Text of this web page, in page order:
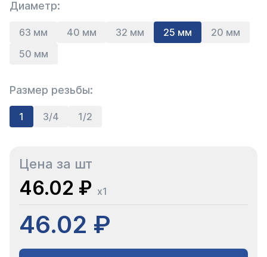
Диаметр:
63 мм 40 мм 32 мм 25 мм
20 мм
50 мм
Размер резьбы:
1 3/4 1/2
Цена за шт
46.02 ₽ x1
46.02 ₽